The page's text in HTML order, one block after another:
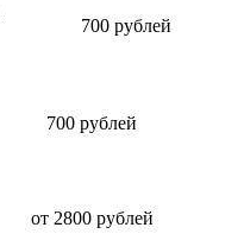
700 рублей
700 рублей
от 2800 рублей